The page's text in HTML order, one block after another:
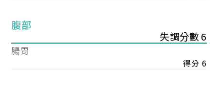
腹部
失調分數 6
腸胃
得分 6